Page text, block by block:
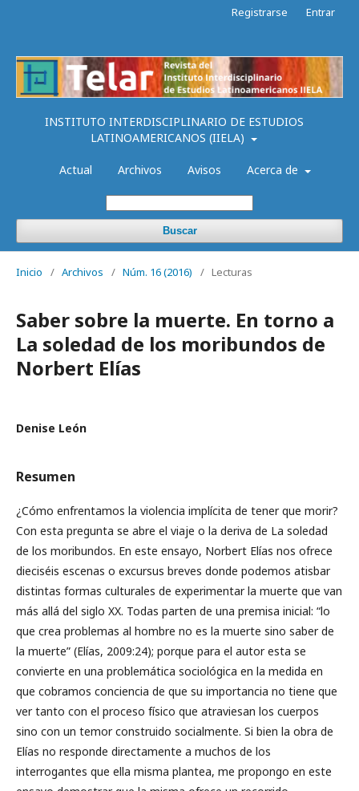
INSTITUTO INTERDISCIPLINARIO DE ESTUDIOS
LATINOAMERICANOS (IIELA)
Actual Archivos Avisos Acerca de
Buscar
Registrarse Entrar
Inicio / Archivos / Núm. 16 (2016) / Lecturas
Saber sobre la muerte. En torno a
La soledad de los moribundos de
Norbert Elías
Denise León
Resumen
¿Cómo enfrentamos la violencia implícita de tener que morir?
Con esta pregunta se abre el viaje o la deriva de La soledad
de los moribundos. En este ensayo, Norbert Elías nos ofrece
dieciséis escenas o excursus breves donde podemos atisbar
distintas formas culturales de experimentar la muerte que van
más allá del siglo XX. Todas parten de una premisa inicial: “lo
que crea problemas al hombre no es la muerte sino saber de
la muerte” (Elías, 2009:24); porque para el autor esta se
convierte en una problemática sociológica en la medida en
que cobramos conciencia de que su importancia no tiene que
ver tanto con el proceso físico que atraviesan los cuerpos
sino con un temor construido socialmente. Si bien la obra de
Elías no responde directamente a muchos de los
interrogantes que ella misma plantea, me propongo en este